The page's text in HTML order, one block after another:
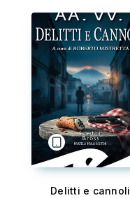
Delitti e cannoli